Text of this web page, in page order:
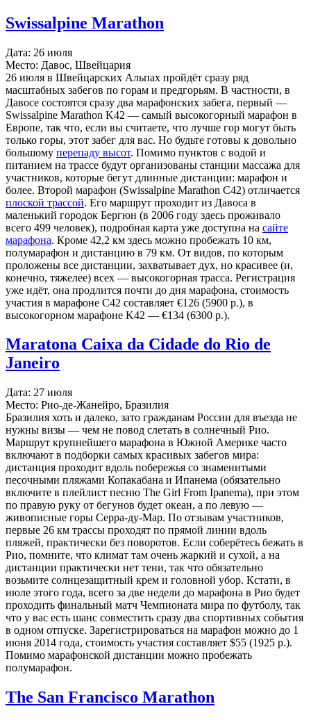
Swissalpine Marathon
Дата: 26 июля
Место: Давос, Швейцария
26 июля в Швейцарских Альпах пройдёт сразу ряд
масштабных забегов по горам и предгорьям. В частности, в
Давосе состоятся сразу два марафонских забега, первый —
Swissalpine Marathon K42 — самый высокогорный марафон в
Европе, так что, если вы считаете, что лучше гор могут быть
только горы, этот забег для вас. Но будьте готовы к довольно
большому перепаду высот. Помимо пунктов с водой и
питанием на трассе будут организованы станции массажа для
участников, которые бегут длинные дистанции: марафон и
более. Второй марафон (Swissalpine Marathon C42) отличается
плоской трассой. Его маршрут проходит из Давоса в
маленький городок Бергюн (в 2006 году здесь проживало
всего 499 человек), подробная карта уже доступна на сайте
марафона. Кроме 42,2 км здесь можно пробежать 10 км,
полумарафон и дистанцию в 79 км. От видов, по которым
проложены все дистанции, захватывает дух, но красивее (и,
конечно, тяжелее) всех — высокогорная трасса. Регистрация
уже идёт, она продлится почти до дня марафона, стоимость
участия в марафоне C42 составляет €126 (5900 р.), в
высокогорном марафоне K42 — €134 (6300 р.).
Maratona Caixa da Cidade do Rio de
Janeiro
Дата: 27 июля
Место: Рио-де-Жанейро, Бразилия
Бразилия хоть и далеко, зато гражданам России для въезда не
нужны визы — чем не повод слетать в солнечный Рио.
Маршрут крупнейшего марафона в Южной Америке часто
включают в подборки самых красивых забегов мира:
дистанция проходит вдоль побережья со знаменитыми
песочными пляжами Копакабана и Ипанема (обязательно
включите в плейлист песню The Girl From Ipanema), при этом
по правую руку от бегунов будет океан, а по левую —
живописные горы Серра-ду-Мар. По отзывам участников,
первые 26 км трассы проходят по прямой линии вдоль
пляжей, практически без поворотов. Если соберётесь бежать в
Рио, помните, что климат там очень жаркий и сухой, а на
дистанции практически нет тени, так что обязательно
возьмите солнцезащитный крем и головной убор. Кстати, в
июле этого года, всего за две недели до марафона в Рио будет
проходить финальный матч Чемпионата мира по футболу, так
что у вас есть шанс совместить сразу два спортивных события
в одном отпуске. Зарегистрироваться на марафон можно до 1
июня 2014 года, стоимость участия составляет $55 (1925 р.).
Помимо марафонской дистанции можно пробежать
полумарафон.
The San Francisco Marathon